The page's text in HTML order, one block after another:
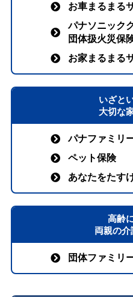
お車まるまる
パナソニック
団体扱火災保
お家まるまる
いざと
大切な
パナファミリ
ペット保険
あなたをたす
高齢
両親の介
団体ファミリ